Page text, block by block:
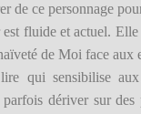
de ce personnage
fluide et actuel.
de Moi face aux
qui sensibilise
dériver sur des